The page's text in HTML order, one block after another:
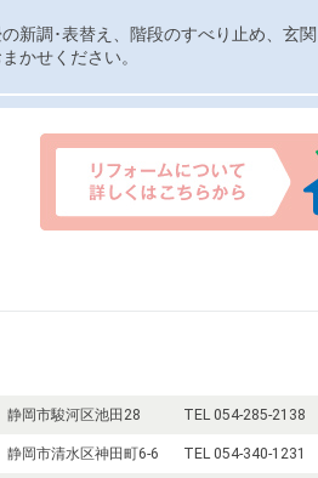
新調･表替え、階段のすべり止め、玄
かせください。
静岡市駿河区池田28 TEL 054-285-2138
静岡市清水区神田町6-6 TEL 054-340-1231